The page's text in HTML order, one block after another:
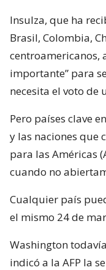
Insulza, que ha
Brasil, Colombia,
centroamericanos,
importante” para
necesita el voto de
Pero países clave
y las naciones que
para las Américas
cuando no
Cualquier país
el mismo 24 de
Washington
indicó a la AFP la